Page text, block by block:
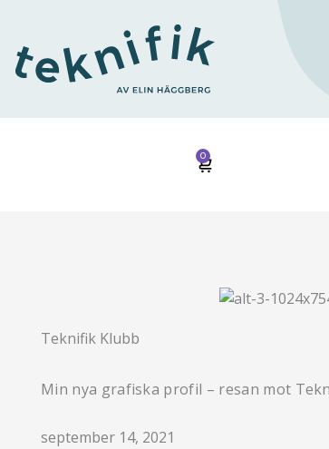
0
VARUKORG
Teknifik Klubb
Min nya grafiska profil – resan mot
september 14, 2021